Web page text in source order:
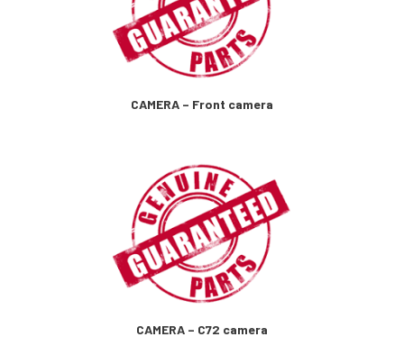
CAMERA – Front camera
CAMERA – C72 camera